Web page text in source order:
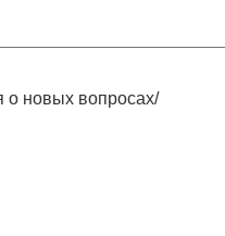
о новых вопросах/